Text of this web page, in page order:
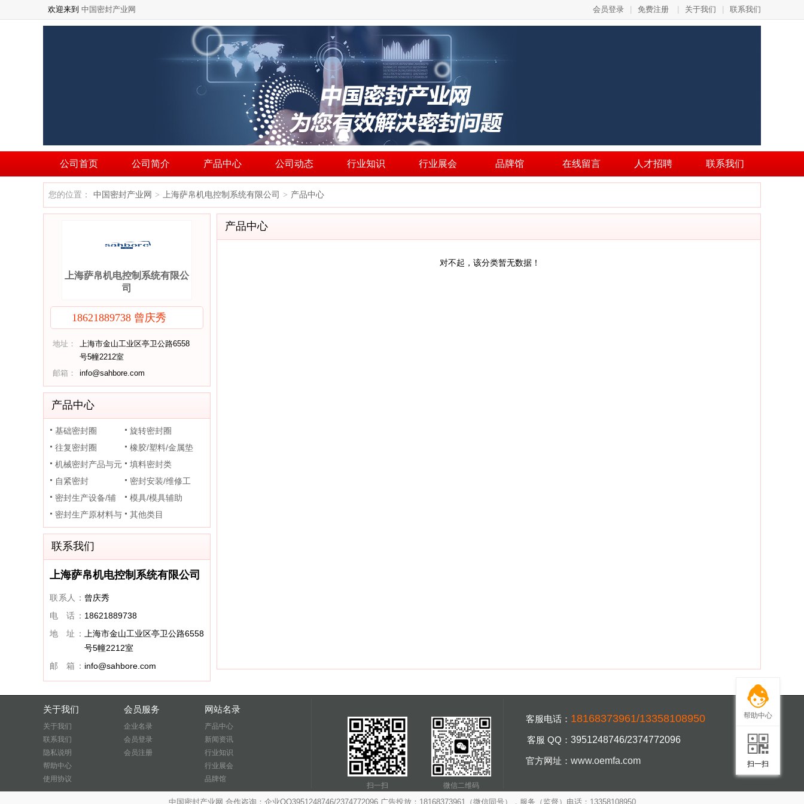
欢迎来到 中国密封产业网 会员登录 免费注册 关于我们 联系我们
公司首页 公司简介 产品中心 公司动态 行业知识 行业展会 品牌馆 在线留言 人才招聘 联系我们
您的位置： 中国密封产业网 > 上海萨帛机电控制系统有限公司 > 产品中心
上海萨帛机电控制系统有限公
司
18621889738 曾庆秀
地址：
上海市金山工业区亭卫公路6558
号5幢2212室
邮箱：
info@sahbore.com
产品中心
基础密封圈
旋转密封圈
往复密封圈
橡胶/塑料/金属垫
片
机械密封产品与元
件
填料密封类
自紧密封
密封安装/维修工
具
密封生产设备/辅
助装置
模具/模具辅助
密封生产原材料与
其他类目
联系我们
上海萨帛机电控制系统有限公司
联系人： 曾庆秀
电 话： 18621889738
地 址：
上海市金山工业区亭卫公路6558
号5幢2212室
邮 箱： info@sahbore.com
产品中心
对不起，该分类暂无数据！
关于我们
关于我们
联系我们
隐私说明
帮助中心
使用协议
会员服务
企业名录
会员登录
会员注册
网站名录
产品中心
新闻资讯
行业知识
行业展会
品牌馆
扫一扫 微信二维码
客服电话： 18168373961/13358108950
客服 QQ： 3951248746/2374772096
官方网址： www.oemfa.com
中国密封产业网 合作咨询：企业QQ3951248746/2374772096 广告投放：18168373961（微信同号），服务（监督）电话：13358108950
帮助中心
扫一扫
扫一扫，手机访